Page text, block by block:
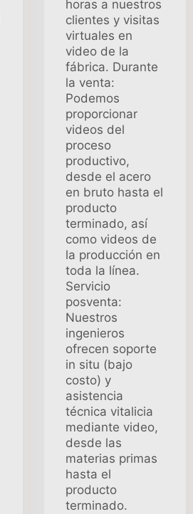
horas a nuestros
clientes y visitas
virtuales en
video de la
fábrica. Durante
la venta:
Podemos
proporcionar
videos del
proceso
productivo,
desde el acero
en bruto hasta el
producto
terminado, así
como videos de
la producción en
toda la línea.
Servicio
posventa:
Nuestros
ingenieros
ofrecen soporte
in situ (bajo
costo) y
asistencia
técnica vitalicia
mediante video,
desde las
materias primas
hasta el
producto
terminado.